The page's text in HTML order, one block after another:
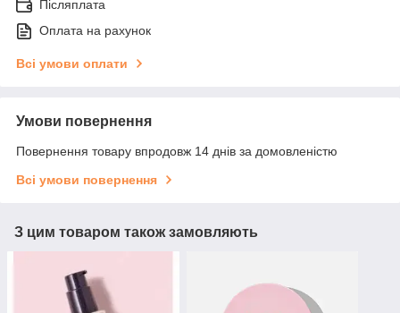
Післяплата
Оплата на рахунок
Всі умови оплати
Умови повернення
Повернення товару впродовж 14 днів за домовленістю
Всі умови повернення
З цим товаром також замовляють